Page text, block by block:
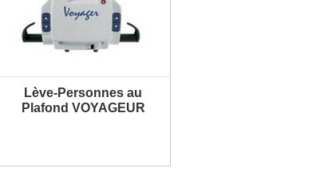
Lève-Personnes au
Plafond VOYAGEUR
PLUS D'INFORMATION